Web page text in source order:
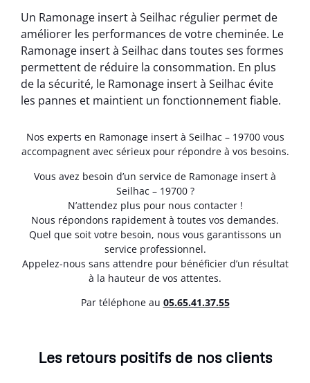
Un Ramonage insert à Seilhac régulier permet de
améliorer les performances de votre cheminée. Le
Ramonage insert à Seilhac dans toutes ses formes
permettent de réduire la consommation. En plus
de la sécurité, le Ramonage insert à Seilhac évite
les pannes et maintient un fonctionnement fiable.
Nos experts en Ramonage insert à Seilhac – 19700 vous
accompagnent avec sérieux pour répondre à vos besoins.
Vous avez besoin d’un service de Ramonage insert à
Seilhac – 19700 ?
N’attendez plus pour nous contacter !
Nous répondons rapidement à toutes vos demandes.
Quel que soit votre besoin, nous vous garantissons un
service professionnel.
Appelez-nous sans attendre pour bénéficier d’un résultat
à la hauteur de vos attentes.
Par téléphone au 05.65.41.37.55
Les retours positifs de nos clients